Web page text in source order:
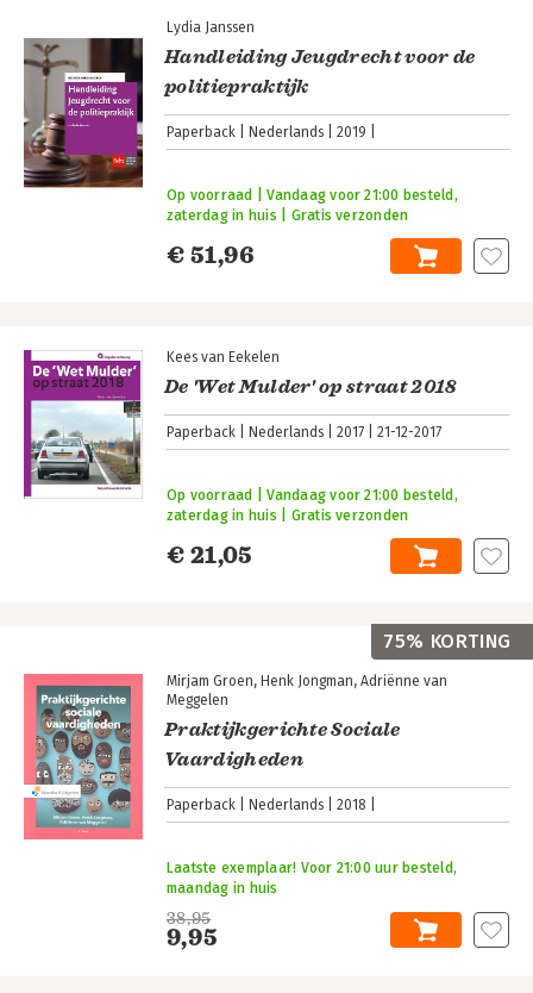
Lydia Janssen
Handleiding Jeugdrecht voor de
politiepraktijk
Paperback Nederlands 2019
€ 51,96
Op voorraad | Vandaag voor 21:00 besteld,
zaterdag in huis | Gratis verzonden
Kees van Eekelen
De 'Wet Mulder' op straat 2018
Paperback Nederlands 2017 21-12-2017
€ 21,05
Op voorraad | Vandaag voor 21:00 besteld,
zaterdag in huis | Gratis verzonden
Mirjam Groen Henk Jongman Adriënne van
Meggelen
Praktijkgerichte Sociale
Vaardigheden
Paperback Nederlands 2018
38,95
9,95
Laatste exemplaar! Voor 21:00 uur besteld,
maandag in huis
75% KORTING